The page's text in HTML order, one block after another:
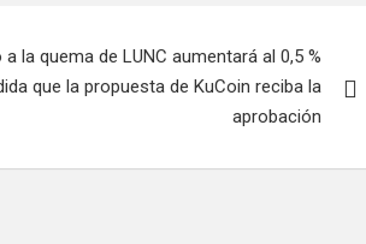
la quema de LUNC aumentará al 0,5 %
que la propuesta de KuCoin reciba la
aprobación